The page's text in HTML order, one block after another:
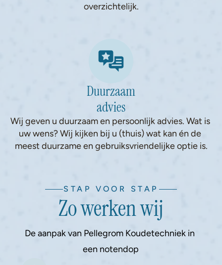
overzichtelijk.
Duurzaam
advies
Wij geven u duurzaam en persoonlijk advies. Wat is
uw wens? Wij kijken bij u (thuis) wat kan én de
meest duurzame en gebruiksvriendelijke optie is.
STAP VOOR STAP
Zo werken wij
De aanpak van Pellegrom Koudetechniek in
een notendop